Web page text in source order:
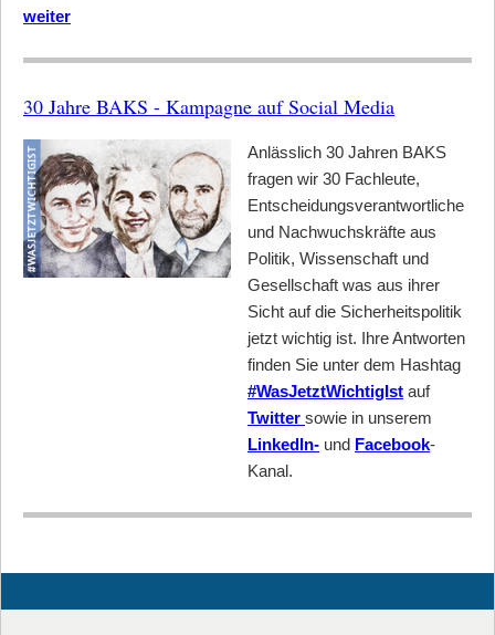
weiter
30 Jahre BAKS - Kampagne auf Social Media
Anlässlich 30 Jahren BAKS
fragen wir 30 Fachleute,
Entscheidungsverantwortliche
und Nachwuchskräfte aus
Politik, Wissenschaft und
Gesellschaft was aus ihrer
Sicht auf die Sicherheitspolitik
jetzt wichtig ist. Ihre Antworten
finden Sie unter dem Hashtag
#WasJetztWichtigIst auf
Twitter sowie in unserem
LinkedIn- und Facebook-
Kanal.